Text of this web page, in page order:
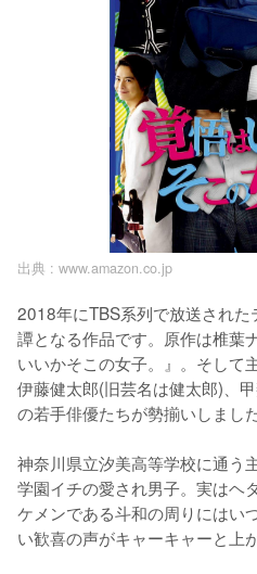
出典 : www.amazon.co.jp
2018年にTBS系列で放送され
譚となる作品です。原作は椎葉
いいかそこの女子。』。そして
伊藤健太郎(旧芸名は健太郎)、
の若手俳優たちが勢揃いしました
神奈川県立汐美高等学校に通う
学園イチの愛され男子。実はヘ
ケメンである斗和の周りにはい
い歓喜の声がキャーキャーと上